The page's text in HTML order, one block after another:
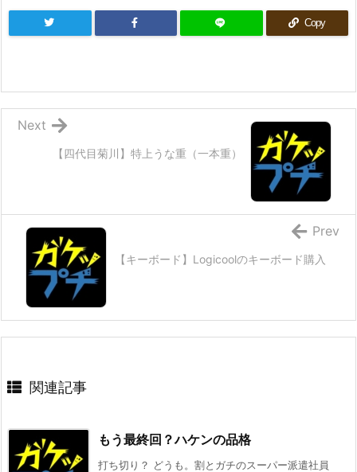
Copy
【四代目菊川】特上うな重（一本重）
Next
【キーボード】Logicoolのキーボード購入
Prev
関連記事
もう最終回？ハケンの品格
打ち切り？ どうも。割とガチのスーパー派遣社員